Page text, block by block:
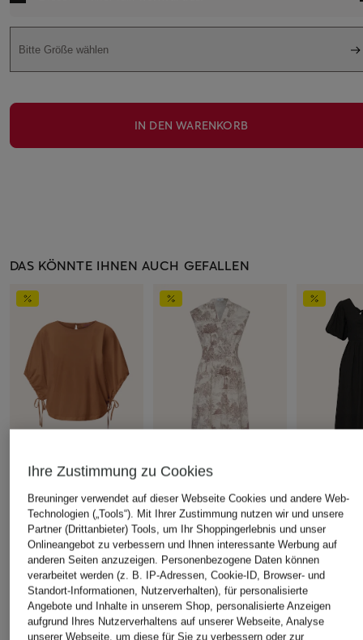
Bitte Größe wählen
IN DEN WARENKORB
DAS KÖNNTE IHNEN AUCH GEFALLEN
T-Shirt
CHF 50
Ursprünglich:CHF 70
Kleid CIELVINO
CHF 189
Ursprünglich:CHF 249
Leinenkleid
CHF 60
Ursprünglich:
ÄHNLICHE ARTIKEL ENTDECKEN
Ihre Zustimmung zu Cookies
Breuninger verwendet auf dieser Webseite Cookies und andere Web-
Technologien („Tools“). Mit Ihrer Zustimmung nutzen wir und unsere
Partner (Drittanbieter) Tools, um Ihr Shoppingerlebnis und unser
Onlineangebot zu verbessern und Ihnen interessante Werbung auf
anderen Seiten anzuzeigen. Personenbezogene Daten können
verarbeitet werden (z. B. IP-Adressen, Cookie-ID, Browser- und
Standort-Informationen, Nutzerverhalten), für personalisierte
Angebote und Inhalte in unserem Shop, personalisierte Anzeigen
aufgrund Ihres Nutzerverhaltens auf unserer Webseite, Analyse
unserer Webseite, um diese für Sie zu verbessern oder zur